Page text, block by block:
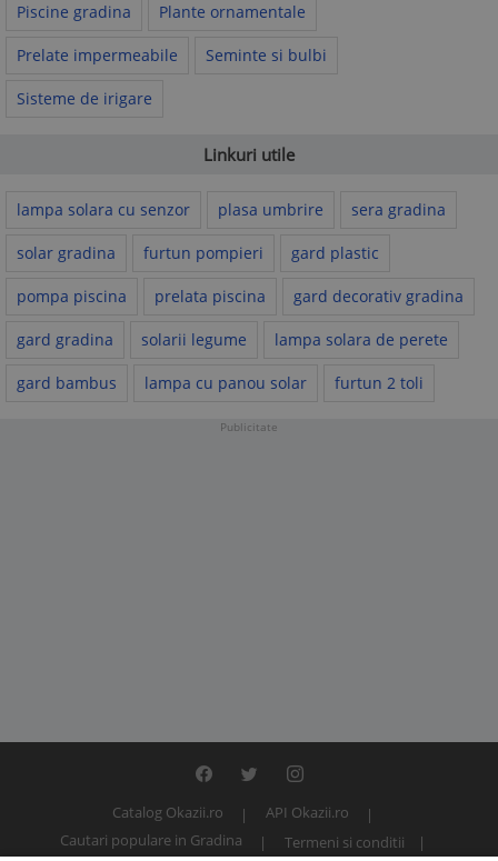
Piscine gradina Plante ornamentale
Prelate impermeabile Seminte si bulbi
Sisteme de irigare
Linkuri utile
lampa solara cu senzor plasa umbrire sera gradina
solar gradina furtun pompieri gard plastic
pompa piscina prelata piscina gard decorativ gradina
gard gradina solarii legume lampa solara de perete
gard bambus lampa cu panou solar furtun 2 toli
Publicitate
Catalog Okazii.ro
API Okazii.ro
Cautari populare in Gradina
Termeni si conditii